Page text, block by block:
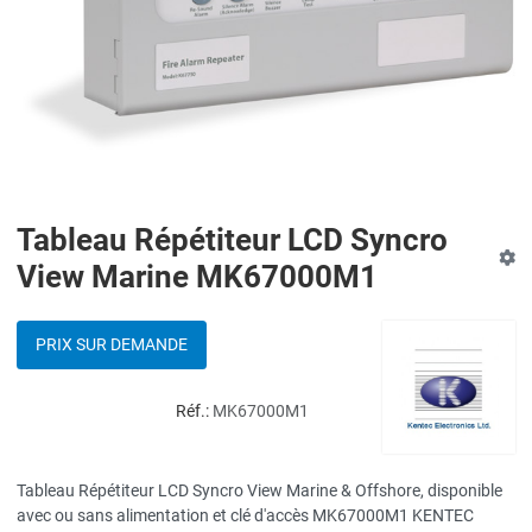
Tableau Répétiteur LCD Syncro
View Marine MK67000M1
PRIX SUR DEMANDE
Réf.: MK67000M1
Tableau Répétiteur LCD Syncro View Marine & Offshore, disponible
avec ou sans alimentation et clé d'accès MK67000M1 KENTEC